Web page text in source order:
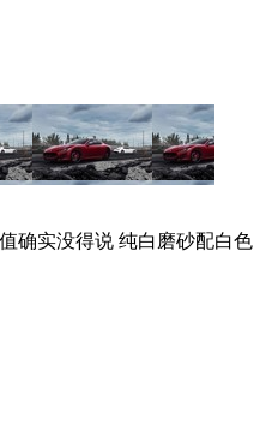
确实没得说 纯白磨砂配白色